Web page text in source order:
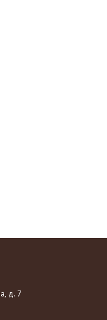
д. 7